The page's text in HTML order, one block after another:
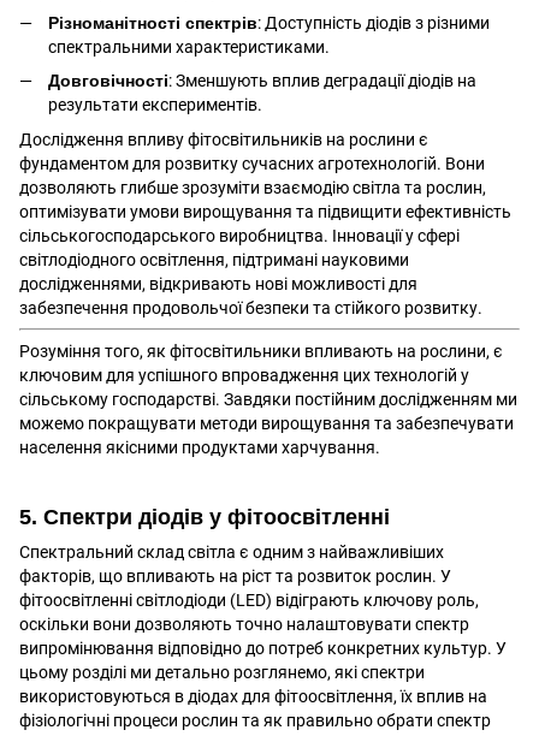
Різноманітності спектрів: Доступність діодів з різними
спектральними характеристиками.
Довговічності: Зменшують вплив деградації діодів на
результати експериментів.
Дослідження впливу фітосвітильників на рослини є
фундаментом для розвитку сучасних агротехнологій. Вони
дозволяють глибше зрозуміти взаємодію світла та рослин,
оптимізувати умови вирощування та підвищити ефективність
сільськогосподарського виробництва. Інновації у сфері
світлодіодного освітлення, підтримані науковими
дослідженнями, відкривають нові можливості для
забезпечення продовольчої безпеки та стійкого розвитку.
Розуміння того, як фітосвітильники впливають на рослини, є
ключовим для успішного впровадження цих технологій у
сільському господарстві. Завдяки постійним дослідженням ми
можемо покращувати методи вирощування та забезпечувати
населення якісними продуктами харчування.
5. Спектри діодів у фітоосвітленні
Спектральний склад світла є одним з найважливіших
факторів, що впливають на ріст та розвиток рослин. У
фітоосвітленні світлодіоди (LED) відіграють ключову роль,
оскільки вони дозволяють точно налаштовувати спектр
випромінювання відповідно до потреб конкретних культур. У
цьому розділі ми детально розглянемо, які спектри
використовуються в діодах для фітоосвітлення, їх вплив на
фізіологічні процеси рослин та як правильно обрати спектр